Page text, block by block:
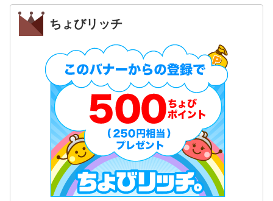
ちょびリッチ